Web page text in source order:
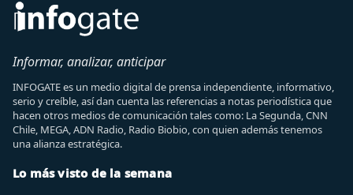
Informar, analizar, anticipar
INFOGATE es un medio digital de prensa independiente, informativo,
serio y creíble, así dan cuenta las referencias a notas periodística que
hacen otros medios de comunicación tales como: La Segunda, CNN
Chile, MEGA, ADN Radio, Radio Biobio, con quien además tenemos
una alianza estratégica.
Lo más visto de la semana